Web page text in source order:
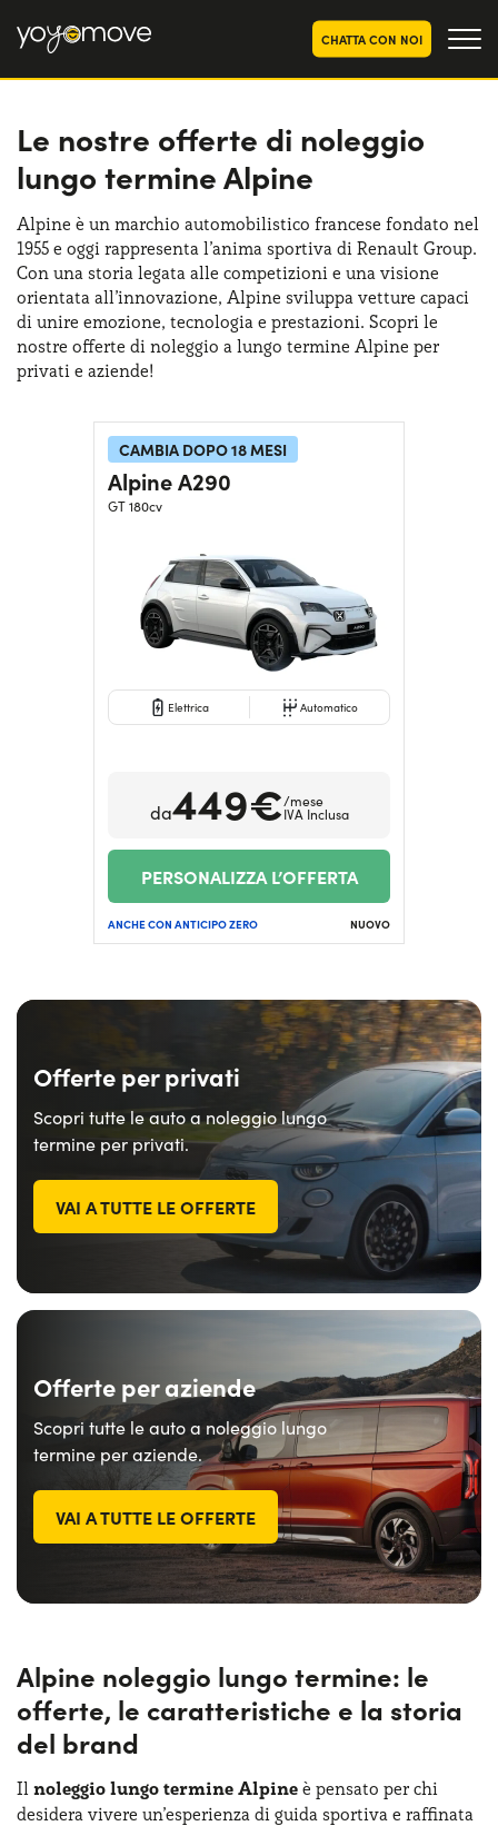
CHATTA CON NOI
OFFERTE NOLEGGIO
LUNGO TERMINE
Privati
Aziende e P.IVA
OFFERTE NOLEGGIO
AUTO USATE
CHI SIAMO
La nostra storia
Lavora con noi
COME FUNZIONA
PERCHÉ CONVIENE
SCEGLI UN PAESE
Serve assistenza?
Le nostre offerte di noleggio
lungo termine Alpine
Alpine è un marchio automobilistico francese fondato nel
1955 e oggi rappresenta l’anima sportiva di Renault Group.
Con una storia legata alle competizioni e una visione
orientata all’innovazione, Alpine sviluppa vetture capaci
di unire emozione, tecnologia e prestazioni. Scopri le
nostre offerte di noleggio a lungo termine Alpine per
privati e aziende!
CAMBIA DOPO 18 MESI
Alpine A290
GT 180cv
Elettrica Automatico
da449€/mese
IVA Inclusa
PERSONALIZZA L’OFFERTA
ANCHE CON ANTICIPO ZERO NUOVO
Offerte per privati
Scopri tutte le auto a noleggio lungo
termine per privati.
VAI A TUTTE LE OFFERTE
Offerte per aziende
Scopri tutte le auto a noleggio lungo
termine per aziende.
VAI A TUTTE LE OFFERTE
Alpine noleggio lungo termine: le
offerte, le caratteristiche e la storia
del brand
Il noleggio lungo termine Alpine è pensato per chi
desidera vivere un’esperienza di guida sportiva e raffinata